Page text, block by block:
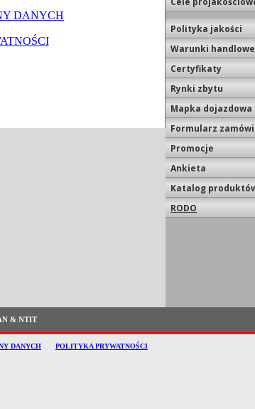
DANYCH
Polityka jakości
Warunki handlowe
Certyfikaty
Rynki zbytu
Mapka dojazdowa
Formularz
Promocje
Ankieta
Katalog
RODO
& NTIT
DANYCH POLITYKA PRYWATNOŚCI